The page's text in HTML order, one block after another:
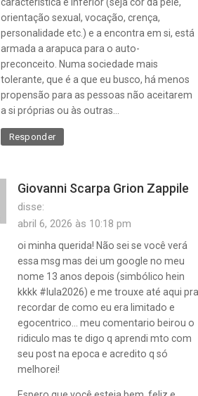
orientação sexual, vocação, crença,
personalidade etc.) e a encontra em si, está
armada a arapuca para o auto-
preconceito. Numa sociedade mais
tolerante, que é a que eu busco, há menos
propensão para as pessoas não aceitarem
a si próprias ou às outras…
Responder
Giovanni Scarpa Grion Zappile
disse:
abril 6, 2026 às 10:18 pm
oi minha querida! Não sei se você verá
essa msg mas dei um google no meu
nome 13 anos depois (simbólico hein
kkkk #lula2026) e me trouxe até aqui pra
recordar de como eu era limitado e
egocentrico… meu comentario beirou o
ridiculo mas te digo q aprendi mto com
seu post na epoca e acredito q só
melhorei!